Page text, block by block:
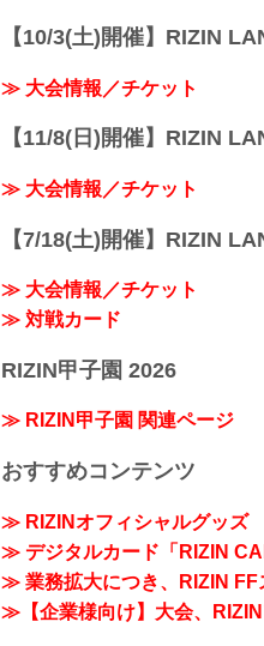
【10/3(土)開催】RIZIN
≫ 大会情報／チケット
【11/8(日)開催】RIZIN
≫ 大会情報／チケット
【7/18(土)開催】RIZIN
≫ 大会情報／チケット
≫ 対戦カード
RIZIN甲子園 2026
≫ RIZIN甲子園 関連ページ
おすすめコンテンツ
≫ RIZINオフィシャルグッズ
≫ デジタルカード「RIZIN
≫ 業務拡大につき、RIZIN FF
≫【企業様向け】大会、RIZIN